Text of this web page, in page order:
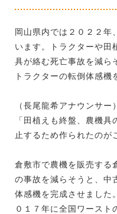
岡山県内では２０２２年
います。トラクターや田
具が絡む死亡事故を減ら
トラクターの転倒体感機
（長尾龍希アナウンサー）
「田植えも終盤、農機
止するため作られたのが
倉敷市で農機を販売する
の事故を減らそうと、中
体感機を完成させました
０１７年に全国ワースト